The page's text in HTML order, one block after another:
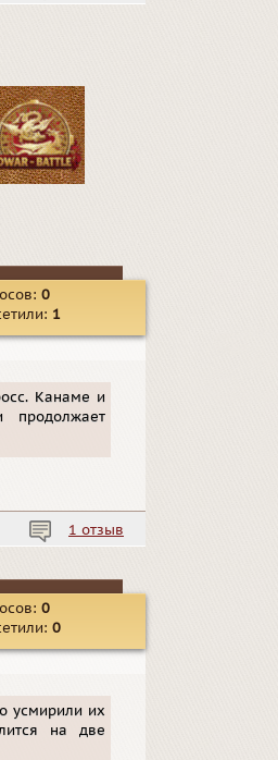
0
1
Канаме и
1 отзыв
0
0
усмирили их
на две